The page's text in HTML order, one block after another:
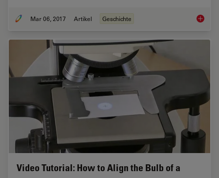
Mar 06, 2017 Artikel Geschichte
Video Tutorial: How to Align the Bulb of a